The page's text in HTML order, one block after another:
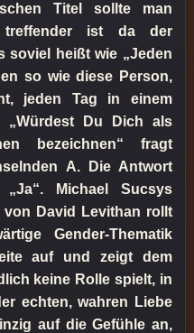
Titel sollte man
treffender ist da der
soviel heißt wie „Jeden
so wie diese Person,
jeden Tag in einem
„Würdest Du Dich als
bezeichnen“ fragt
A. Die Antwort
Michael Sucsys
David Levithan rollt
Gender-Thematik
auf und zeigt dem
keine Rolle spielt, in
echten, wahren Liebe
auf die Gefühle an,